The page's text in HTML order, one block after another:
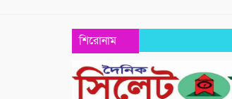
শিরোনাম